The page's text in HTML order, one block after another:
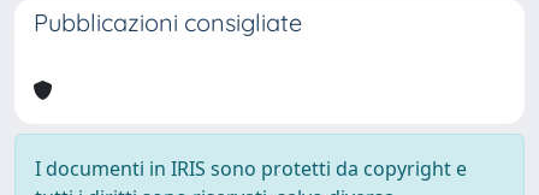
Pubblicazioni consigliate
I documenti in IRIS sono protetti da copyright e